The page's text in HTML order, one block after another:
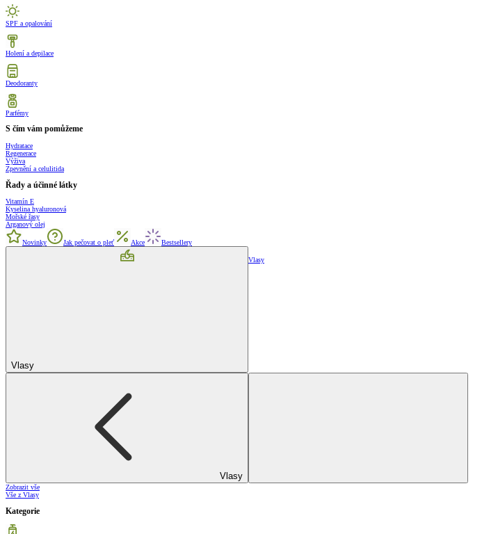
SPF a opalování
Holení a depilace
Deodoranty
Parfémy
S čím vám pomůžeme
Hydratace
Regenerace
Výživa
Zpevnění a celulitida
Řady a účinné látky
Vitamín E
Kyselina hyaluronová
Mořské řasy
Arganový olej
Novinky Jak pečovat o pleť Akce Bestsellery
Vlasy
Vlasy
Vlasy
Zobrazit vše
Vše z Vlasy
Kategorie